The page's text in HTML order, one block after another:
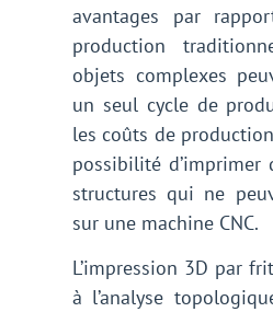
avantages par
production
objets complexes
un seul cycle de
les coûts de
possibilité d’imprimer
structures qui ne
sur une machine CNC.
L’impression 3D par
à l’analyse